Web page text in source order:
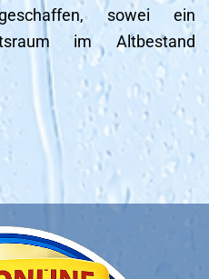
sowei ein
im Altbestand